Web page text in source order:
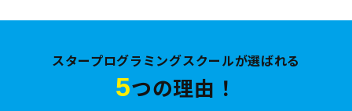
スタープログラミングスクールが選ばれる
5つの理由！